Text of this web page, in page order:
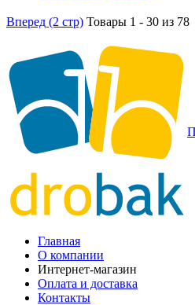
Вперед (2 стр) Товары 1 - 30 из 78
Главная
О компании
Интернет-магазин
Оплата и доставка
Контакты